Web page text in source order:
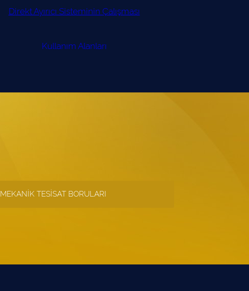
Direkt Ayırıcı Sisteminin Çalışması
Kullanım Alanları
MEKANİK TESİSAT BORULARI